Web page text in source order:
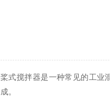
桨式搅拌器是一种常见的工业
成。